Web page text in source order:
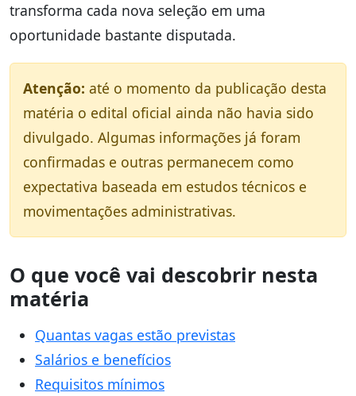
transforma cada nova seleção em uma
oportunidade bastante disputada.
Atenção: até o momento da publicação desta
matéria o edital oficial ainda não havia sido
divulgado. Algumas informações já foram
confirmadas e outras permanecem como
expectativa baseada em estudos técnicos e
movimentações administrativas.
O que você vai descobrir nesta
matéria
Quantas vagas estão previstas
Salários e benefícios
Requisitos mínimos